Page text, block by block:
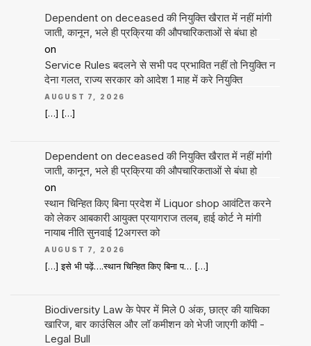
Dependent on deceased की नियुक्ति खैरात में नहीं मांगी
जाती, कानून, भले ही प्रक्रिया की औपचारिकताओं से बंधा हो
on
Service Rules बदलने से सभी पद प्रभावित नहीं तो नियुक्ति न
देना गलत, राज्य सरकार को आदेश 1 माह में करे नियुक्ति
AUGUST 7, 2026
[…] […]
Dependent on deceased की नियुक्ति खैरात में नहीं मांगी
जाती, कानून, भले ही प्रक्रिया की औपचारिकताओं से बंधा हो
on
स्थान चिन्हित किए बिना प्रदेश में Liquor shop आवंटित करने
को लेकर आबकारी आयुक्त प्रयागराज तलब, हाई कोर्ट ने मांगी
नायाब नीति सुनवाई 12अगस्त को
AUGUST 7, 2026
[…] इसे भी पढ़ें….स्थान चिन्हित किए बिना प… […]
Biodiversity Law के पेपर में मिले 0 अंक, छात्र की याचिका
खारिज, बार काउंसिल और लॉ कमीशन को भेजी जाएगी कॉपी -
Legal Bull